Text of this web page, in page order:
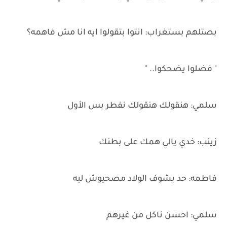
بصتلهم بستغراب: انتوا بتقولوا ايه انا مش فاهمه؟
" فضلوا يضحكوا.. "
سلمي: هنقولك هنقولك نفطر بس الأول
زينب: خدي يالي همك على بطنك
فاطمه: حد يشوف الولاد مصحيوش ليه
سلمي: احسن ناكل من غيرهم